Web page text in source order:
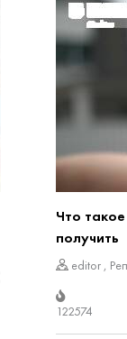
Что
получить
editor ,
122574